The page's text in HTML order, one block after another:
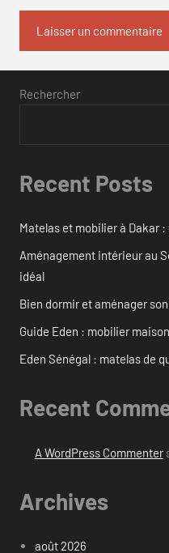
Rechercher
Recent Posts
Matelas et mobilier à Dakar
Aménagement intérieur au
idéal
Bien dormir et aménager
Guide Eden : mobilier
Eden Sénégal : matelas de
Recent
A WordPress Commenter
Archives
août 2026